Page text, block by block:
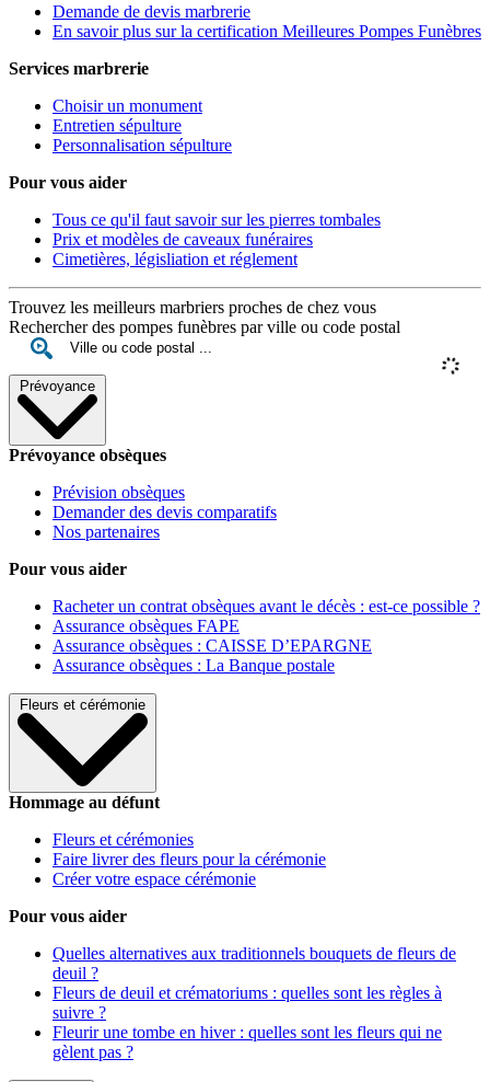
Demande de devis marbrerie
En savoir plus sur la certification Meilleures Pompes Funèbres
Services marbrerie
Choisir un monument
Entretien sépulture
Personnalisation sépulture
Pour vous aider
Tous ce qu'il faut savoir sur les pierres tombales
Prix et modèles de caveaux funéraires
Cimetières, législiation et réglement
Trouvez les meilleurs marbriers proches de chez vous
Rechercher des pompes funèbres par ville ou code postal
Prévoyance
Prévoyance obsèques
Prévision obsèques
Demander des devis comparatifs
Nos partenaires
Pour vous aider
Racheter un contrat obsèques avant le décès : est-ce possible ?
Assurance obsèques FAPE
Assurance obsèques : CAISSE D’EPARGNE
Assurance obsèques : La Banque postale
Fleurs et cérémonie
Hommage au défunt
Fleurs et cérémonies
Faire livrer des fleurs pour la cérémonie
Créer votre espace cérémonie
Pour vous aider
Quelles alternatives aux traditionnels bouquets de fleurs de
deuil ?
Fleurs de deuil et crématoriums : quelles sont les règles à
suivre ?
Fleurir une tombe en hiver : quelles sont les fleurs qui ne
gèlent pas ?